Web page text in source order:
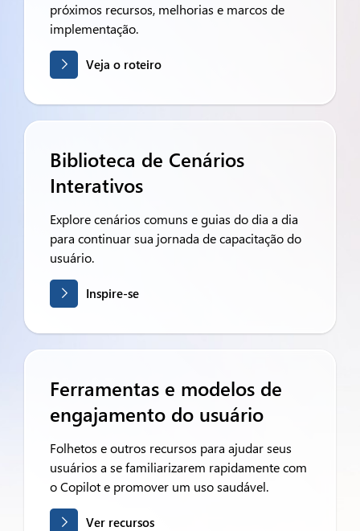
próximos recursos, melhorias e marcos de
implementação.
Veja o roteiro
Biblioteca de Cenários
Interativos
Explore cenários comuns e guias do dia a dia
para continuar sua jornada de capacitação do
usuário.
Inspire-se
Ferramentas e modelos de
engajamento do usuário
Folhetos e outros recursos para ajudar seus
usuários a se familiarizarem rapidamente com
o Copilot e promover um uso saudável.
Ver recursos